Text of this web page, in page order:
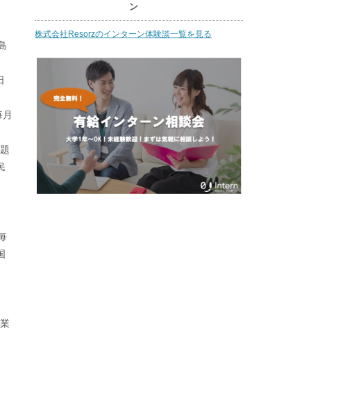
ン
株式会社Resorzのインターン体験談一覧を見る